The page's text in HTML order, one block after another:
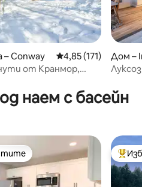
отзива
– Conway Средна оценка:
4,85 (171)
от Кранмор,
Дом –
наем с басейн
избор на гостите Най-